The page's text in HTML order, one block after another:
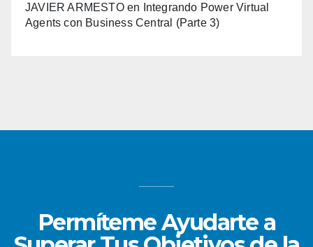
JAVIER ARMESTOen
Integrando Power Virtual
Agents con Business Central (Parte 3)
Permíteme Ayudarte a